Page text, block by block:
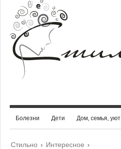
Болезни Дети Дом, семья, уют
Стильно › Интересное ›